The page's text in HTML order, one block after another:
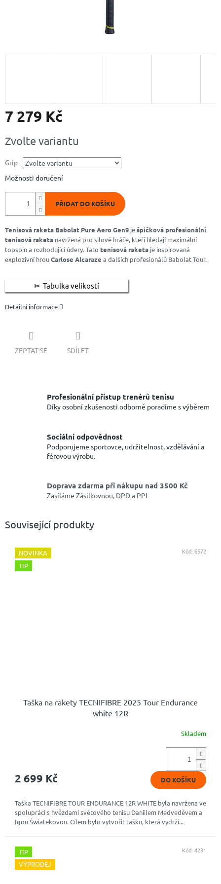
7 279 Kč
cena:
Zvolte variantu
Grip
Možnosti doručení
PŘIDAT DO KOŠÍKU
Tenisová raketa Babolat Pure Aero Gen9 ješpičková profesionální
tenisová raketa navržená pro silové hráče, kteří hledají maximální
topspin a rozhodující údery. Tato tenisová raketa je inspirovaná
explozivní hrouCarlose Alcaraze a dalších profesionálů Babolat Tour.
Tabulka velikostí
Detailní informace
ZEPTAT SE SDÍLET
Profesionální přístup trenérů tenisu
Díky osobní zkušenosti odborně poradíme s výběrem
Sociální odpovědnost
Podporujeme sportovce, udržitelnost, vzdělávání a
férovou výrobu.
Doprava zdarma při nákupu nad 3500 Kč
Zasíláme Zásilkovnou, DPD a PPL
Související produkty
NOVINKA
TIP
Taška na rakety TECNIFIBRE 2025 Tour Endurance
white 12R
Skladem
2 699 Kč DO KOŠÍKU
Taška TECNIFIBRE TOUR ENDURANCE 12R WHITE byla navržena ve
spolupráci s hvězdami světového tenisu Daniilem Medveděvem a
Igou Światekovou. Cílem bylo vytvořit tašku, která vydrží...
Kód: 6572
TIP
VÝPRODEJ
Kód: 4231